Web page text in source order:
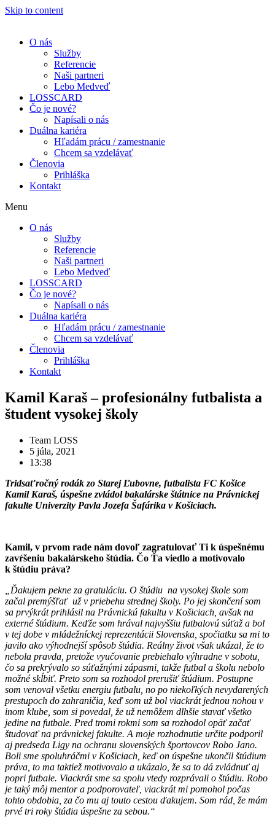
Skip to content
O nás
Služby
Referencie
Naši partneri
Lebo Medveď
LOSSCARD
Čo je nové?
Napísali o nás
Duálna kariéra
Hľadám prácu / zamestnanie
Chcem sa vzdelávať
Členovia
Prihláška
Kontakt
Menu
O nás
Služby
Referencie
Naši partneri
Lebo Medveď
LOSSCARD
Čo je nové?
Napísali o nás
Duálna kariéra
Hľadám prácu / zamestnanie
Chcem sa vzdelávať
Členovia
Prihláška
Kontakt
Kamil Karaš – profesionálny futbalista a
študent vysokej školy
Team LOSS
5 júla, 2021
13:38
Tridsaťročný rodák zo Starej Ľubovne, futbalista FC Košice
Kamil Karaš, úspešne zvládol bakalárske štátnice na Právnickej
fakulte Univerzity Pavla Jozefa Šafárika v Košiciach.
Kamil, v prvom rade nám dovoľ zagratulovať Ti k úspešnému
zavŕšeniu bakalárskeho štúdia. Čo Ťa viedlo a motivovalo
k štúdiu práva?
„Ďakujem pekne za gratuláciu. O štúdiu na vysokej škole som
začal premýšľať už v priebehu strednej školy. Po jej skončení som
sa prvýkrát prihlásil na Právnickú fakultu v Košiciach, avšak na
externé štúdium. Keďže som hrával najvyššiu futbalovú súťaž a bol
v tej dobe v mládežníckej reprezentácii Slovenska, spočiatku sa mi to
javilo ako výhodnejší spôsob štúdia. Reálny život však ukázal, že to
nebola pravda, pretože vyučovanie prebiehalo výhradne v sobotu,
čo sa prekrývalo so súťažnými zápasmi, takže futbal a školu nebolo
možné skĺbiť. Preto som sa rozhodol prerušiť štúdium. Postupne
som venoval všetku energiu futbalu, no po niekoľkých nevydarených
prestupoch do zahraničia, keď som už bol viackrát jednou nohou v
inom klube, som si povedal, že už nemôžem dlhšie stavať všetko
jedine na futbale. Pred tromi rokmi som sa rozhodol opäť začať
študovať na právnickej fakulte. A moje rozhodnutie určite podporil
aj predseda Ligy na ochranu slovenských športovcov Robo Jano.
Boli sme spoluhráčmi v Košiciach, keď on úspešne ukončil štúdium
práva, to ma taktiež motivovalo a ukázalo, že sa to dá zvládnuť aj
popri futbale. Viackrát sme sa spolu vtedy rozprávali o štúdiu. Robo
je taký môj mentor a podporovateľ, viackrát mi pomohol počas
tohto obdobia, za čo mu aj touto cestou ďakujem. Som rád, že mám
prvé tri roky štúdia úspešne za sebou.“